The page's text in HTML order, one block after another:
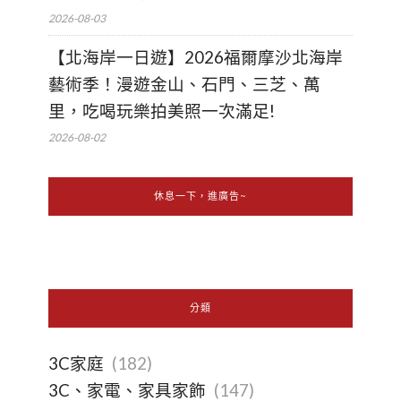
2026-08-03
【北海岸一日遊】2026福爾摩沙北海岸
藝術季！漫遊金山、石門、三芝、萬
里，吃喝玩樂拍美照一次滿足!
2026-08-02
休息一下，進廣告~
分類
3C家庭 (182)
3C、家電、家具家飾 (147)